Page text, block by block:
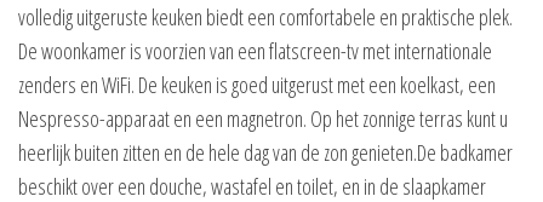
volledig uitgeruste keuken biedt een comfortabele en praktische plek.
De woonkamer is voorzien van een flatscreen-tv met internationale
zenders en WiFi. De keuken is goed uitgerust met een koelkast, een
Nespresso-apparaat en een magnetron. Op het zonnige terras kunt u
heerlijk buiten zitten en de hele dag van de zon genieten.De badkamer
beschikt over een douche, wastafel en toilet, en in de slaapkamer